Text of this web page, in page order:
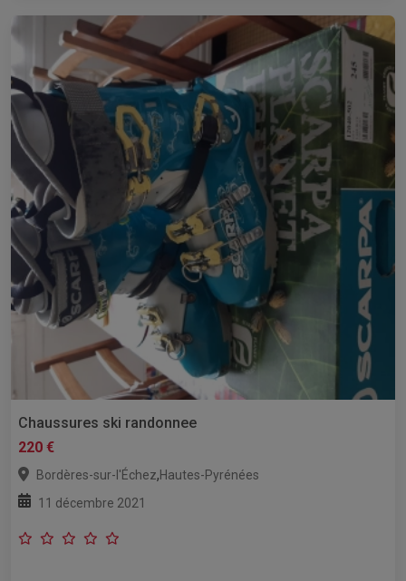
Chaussures ski randonnee
220 €
Bordères-sur-l'Échez,Hautes-Pyrénées
11 décembre 2021